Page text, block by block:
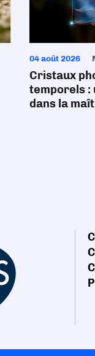
04 août 2026
Cristaux
temporels :
dans la